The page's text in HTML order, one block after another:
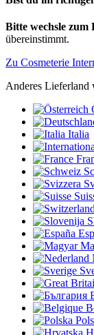
Bitte wechsle zum
übereinstimmt.
Zu Cosmeterie
Anderes Lieferland
Italia